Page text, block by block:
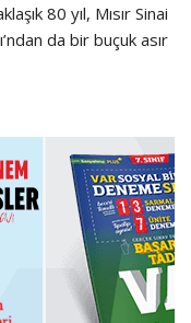
80 yıl, Mısır Sinai
da bir buçuk asır